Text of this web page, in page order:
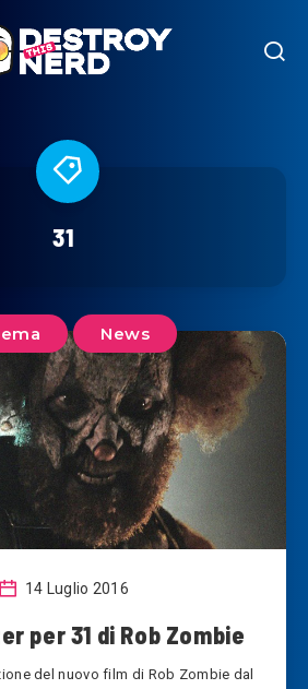
31
News
14 Luglio 2016
per 31 di Rob Zombie
del nuovo film di Rob Zombie dal